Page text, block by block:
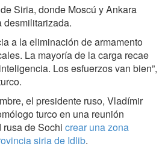
Siria, donde Moscú y Ankara
desmilitarizada.
a la eliminación de armamento
La mayoría de la carga recae
Los esfuerzos van bien”,
el presidente ruso, Vladímir
turco en una reunión
de Sochi crear una zona
siria de Idlib.